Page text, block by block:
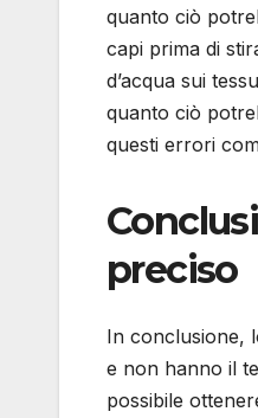
quanto ciò
capi prima di
d’acqua sui
quanto ciò
questi errori
preciso
In conclusione,
e non hanno il
possibile